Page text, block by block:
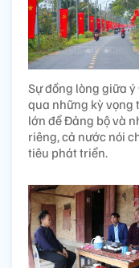
Sự đồng lòng giữa
qua những kỳ vọng
lớn để Đảng bộ và
riêng, cả nước nói
tiêu phát triển.